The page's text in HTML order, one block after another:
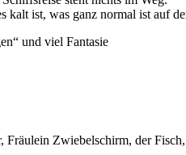
kalt ist, was ganz normal ist auf
und viel Fantasie
Zwiebelschirm, der